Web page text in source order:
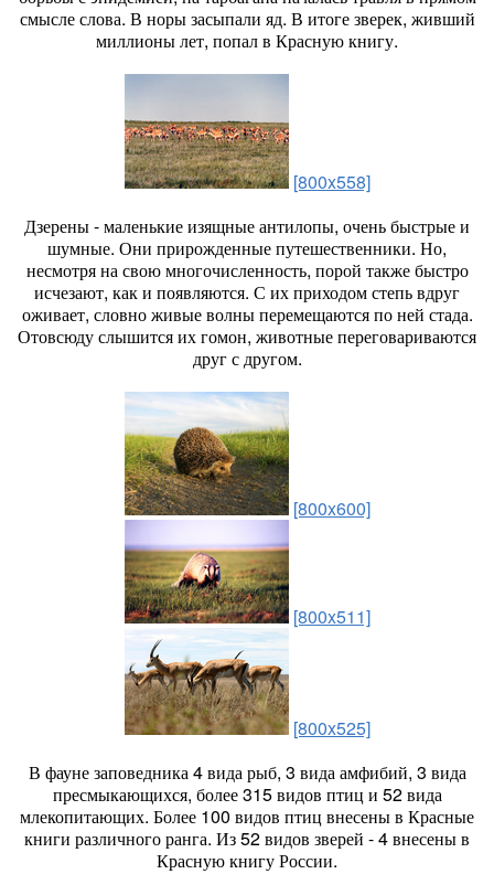
смысле слова. В норы засыпали яд. В итоге зверек, живший
миллионы лет, попал в Красную книгу.
[800x558]
Дзерены - маленькие изящные антилопы, очень быстрые и
шумные. Они прирожденные путешественники. Но,
несмотря на свою многочисленность, порой также быстро
исчезают, как и появляются. С их приходом степь вдруг
оживает, словно живые волны перемещаются по ней стада.
Отовсюду слышится их гомон, животные переговариваются
друг с другом.
[800x600]
[800x511]
[800x525]
В фауне заповедника 4 вида рыб, 3 вида амфибий, 3 вида
пресмыкающихся, более 315 видов птиц и 52 вида
млекопитающих. Более 100 видов птиц внесены в Красные
книги различного ранга. Из 52 видов зверей - 4 внесены в
Красную книгу России.